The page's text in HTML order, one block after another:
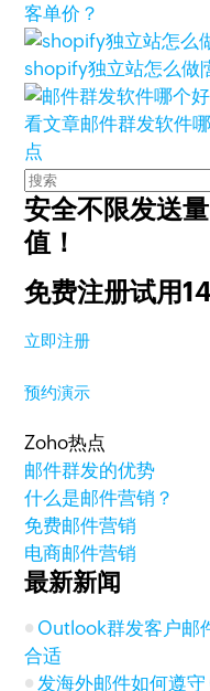
客单价？
shopify独立站怎么做|
看文章邮件群发软件
点
安全不限发送
值！
免费注册试用
立即注册
预约演示
Zoho热点
邮件群发的优势
什么是邮件营销？
免费邮件营销
电商邮件营销
最新新闻
Outlook群发客户邮
合适
发海外邮件如何遵